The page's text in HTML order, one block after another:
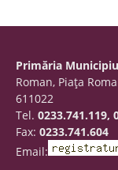
Primăria
Roman, Piaţa
611022
Tel. 0233.741.119,
Fax: 0233.741.604
Email: